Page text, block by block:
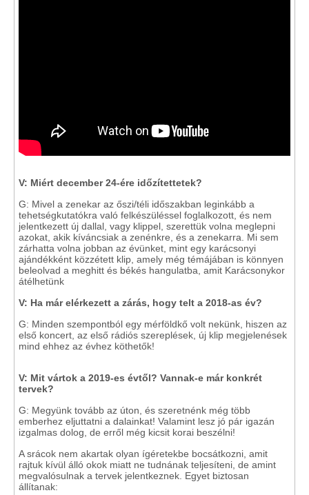
V: Miért december 24-ére időzítettetek?
G: Mivel a zenekar az őszi/téli időszakban leginkább a
tehetségkutatókra való felkészüléssel foglalkozott, és nem
jelentkezett új dallal, vagy klippel, szerettük volna meglepni
azokat, akik kíváncsiak a zenénkre, és a zenekarra. Mi sem
zárhatta volna jobban az évünket, mint egy karácsonyi
ajándékként közzétett klip, amely még témájában is könnyen
beleolvad a meghitt és békés hangulatba, amit Karácsonykor
átélhetünk
V: Ha már elérkezett a zárás, hogy telt a 2018-as év?
G: Minden szempontból egy mérföldkő volt nekünk, hiszen az
első koncert, az első rádiós szereplések, új klip megjelenések
mind ehhez az évhez köthetők!
V: Mit vártok a 2019-es évtől? Vannak-e már konkrét
tervek?
G: Megyünk tovább az úton, és szeretnénk még több
emberhez eljuttatni a dalainkat! Valamint lesz jó pár igazán
izgalmas dolog, de erről még kicsit korai beszélni!
A srácok nem akartak olyan ígéretekbe bocsátkozni, amit
rajtuk kívül álló okok miatt ne tudnának teljesíteni, de amint
megvalósulnak a tervek jelentkeznek. Egyet biztosan
állítanak: